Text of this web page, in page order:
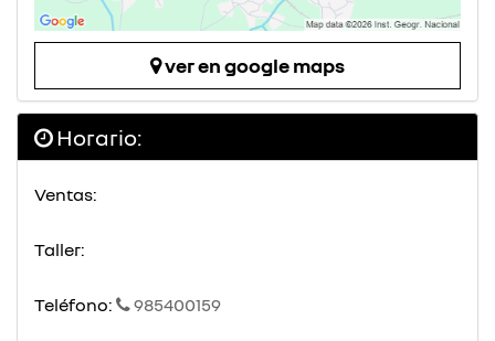
ver en google maps
Horario:
Ventas:
Taller:
Teléfono: 985400159